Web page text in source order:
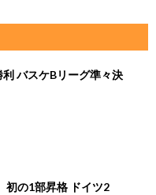
バスケBリーグ準々決
初の1部昇格 ドイツ2